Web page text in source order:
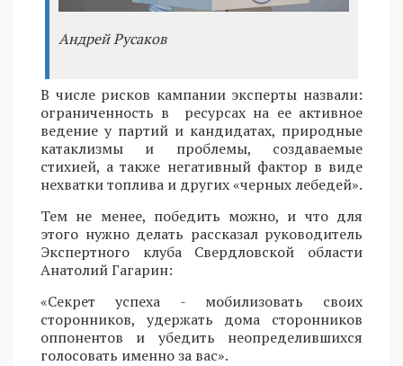
Андрей Русаков
В числе рисков кампании эксперты назвали:
ограниченность в ресурсах на ее активное
ведение у партий и кандидатах, природные
катаклизмы и проблемы, создаваемые
стихией, а также негативный фактор в виде
нехватки топлива и других «черных лебедей».
Тем не менее, победить можно, и что для
этого нужно делать рассказал руководитель
Экспертного клуба Свердловской области
Анатолий Гагарин:
«Секрет успеха - мобилизовать своих
сторонников, удержать дома сторонников
оппонентов и убедить неопределившихся
голосовать именно за вас».